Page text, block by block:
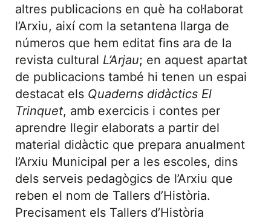
altres publicacions en què ha col·laborat
l’Arxiu, així com la setantena llarga de
números que hem editat fins ara de la
revista cultural L’Arjau; en aquest apartat
de publicacions també hi tenen un espai
destacat els Quaderns didàctics El
Trinquet, amb exercicis i contes per
aprendre llegir elaborats a partir del
material didàctic que prepara anualment
l’Arxiu Municipal per a les escoles, dins
dels serveis pedagògics de l’Arxiu que
reben el nom de Tallers d’Història.
Precisament els Tallers d’Història